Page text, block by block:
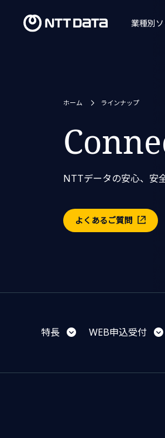
業種別
ホーム ラインナップ
NTTデータの安心、安
よくあるご質問
特長 WEB申込受付